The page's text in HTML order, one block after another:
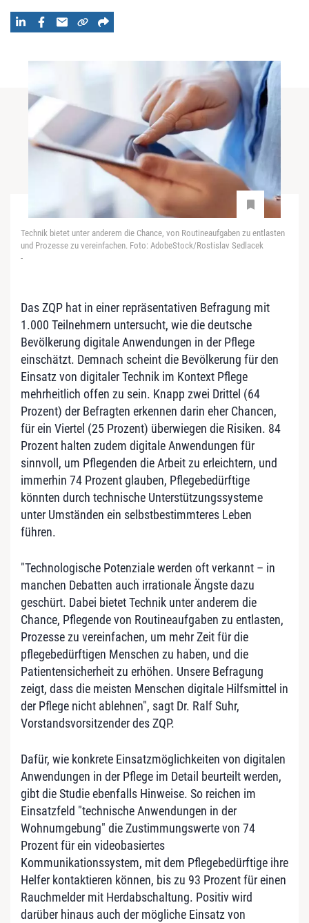
Technik bietet unter anderem die Chance, von Routineaufgaben zu entlasten
und Prozesse zu vereinfachen. Foto: AdobeStock/Rostislav Sedlacek
-
Das ZQP hat in einer repräsentativen Befragung mit
1.000 Teilnehmern untersucht, wie die deutsche
Bevölkerung digitale Anwendungen in der Pflege
einschätzt. Demnach scheint die Bevölkerung für den
Einsatz von digitaler Technik im Kontext Pflege
mehrheitlich offen zu sein. Knapp zwei Drittel (64
Prozent) der Befragten erkennen darin eher Chancen,
für ein Viertel (25 Prozent) überwiegen die Risiken. 84
Prozent halten zudem digitale Anwendungen für
sinnvoll, um Pflegenden die Arbeit zu erleichtern, und
immerhin 74 Prozent glauben, Pflegebedürftige
könnten durch technische Unterstützungssysteme
unter Umständen ein selbstbestimmteres Leben
führen.
"Technologische Potenziale werden oft verkannt – in
manchen Debatten auch irrationale Ängste dazu
geschürt. Dabei bietet Technik unter anderem die
Chance, Pflegende von Routineaufgaben zu entlasten,
Prozesse zu vereinfachen, um mehr Zeit für die
pflegebedürftigen Menschen zu haben, und die
Patientensicherheit zu erhöhen. Unsere Befragung
zeigt, dass die meisten Menschen digitale Hilfsmittel in
der Pflege nicht ablehnen", sagt Dr. Ralf Suhr,
Vorstandsvorsitzender des ZQP.
Dafür, wie konkrete Einsatzmöglichkeiten von digitalen
Anwendungen in der Pflege im Detail beurteilt werden,
gibt die Studie ebenfalls Hinweise. So reichen im
Einsatzfeld "technische Anwendungen in der
Wohnumgebung" die Zustimmungswerte von 74
Prozent für ein videobasiertes
Kommunikationssystem, mit dem Pflegebedürftige ihre
Helfer kontaktieren können, bis zu 93 Prozent für einen
Rauchmelder mit Herdabschaltung. Positiv wird
darüber hinaus auch der mögliche Einsatz von